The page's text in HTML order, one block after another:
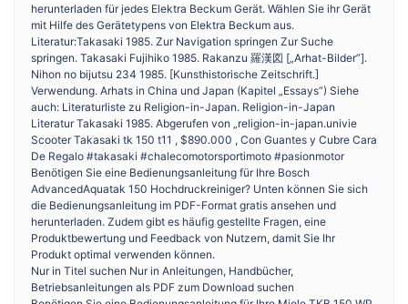
herunterladen für jedes Elektra Beckum Gerät. Wählen Sie ihr Gerät
mit Hilfe des Gerätetypens von Elektra Beckum aus.
Literatur:Takasaki 1985. Zur Navigation springen Zur Suche
springen. Takasaki Fujihiko 1985. Rakanzu 羅漢図 [„Arhat-Bilder”].
Nihon no bijutsu 234 1985. [Kunsthistorische Zeitschrift.]
Verwendung. Arhats in China und Japan (Kapitel „Essays”) Siehe
auch: Literaturliste zu Religion-in-Japan. Religion-in-Japan
Literatur Takasaki 1985. Abgerufen von „religion-in-japan.univie
Scooter Takasaki tk 150 t11 , $890.000 , Con Guantes y Cubre Cara
De Regalo #takasaki #chalecomotorsportimoto #pasionmotor
Benötigen Sie eine Bedienungsanleitung für Ihre Bosch
AdvancedAquatak 150 Hochdruckreiniger? Unten können Sie sich
die Bedienungsanleitung im PDF-Format gratis ansehen und
herunterladen. Zudem gibt es häufig gestellte Fragen, eine
Produktbewertung und Feedback von Nutzern, damit Sie Ihr
Produkt optimal verwenden können.
Nur in Titel suchen Nur in Anleitungen, Handbücher,
Betriebsanleitungen als PDF zum Download suchen